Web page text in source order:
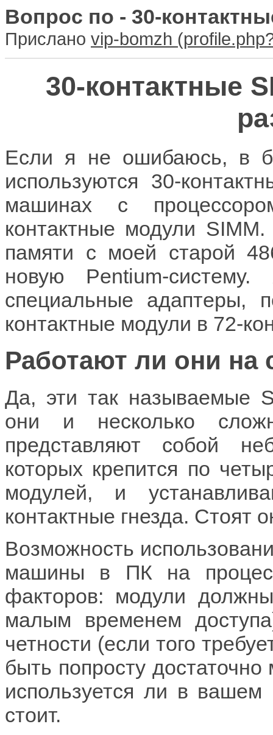
Вопрос по - 30-
Прислано vip-bomzh
30-контактные
Если я не ошибаюсь, в
используются 30-
машинах с
контактные модули
памяти с моей старой
новую Pentium-
специальные адаптеры,
контактные модули в 72-
Работают ли они на
Да, эти так называемые
они и несколько
представляют собой
которых крепится по
модулей, и
контактные гнезда. Стоят
Возможность
машины в ПК на
факторов: модули
малым временем
четности (если того
быть попросту
используется ли в
стоит.